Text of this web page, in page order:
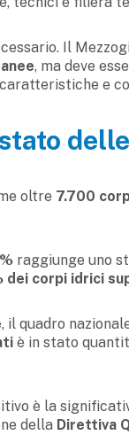
Il
, ma deve
e
oltre 7.700
raggiunge uno
dei corpi idrici
, il quadro
è in stato
è la
della Direttiva